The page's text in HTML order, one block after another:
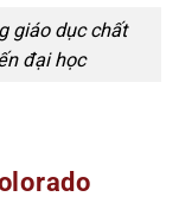
giáo dục chất
đại học